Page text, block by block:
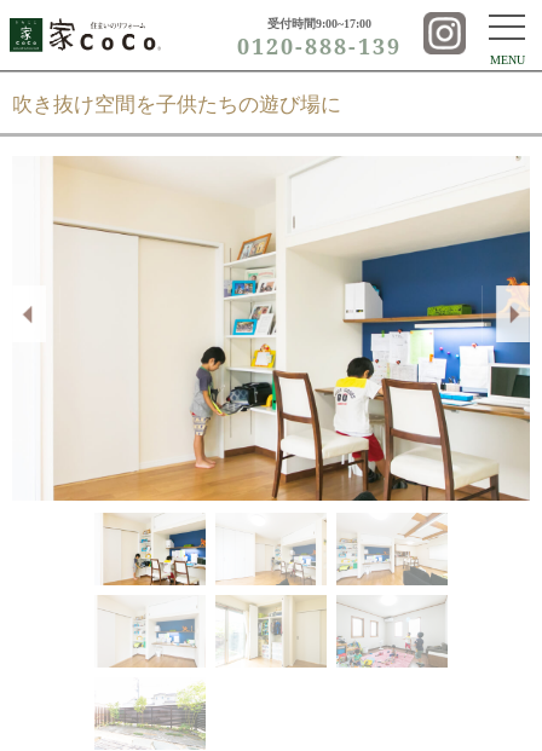
受付時間9:00~17:00
0120-888-139 MENU
吹き抜け空間を子供たちの遊び場に